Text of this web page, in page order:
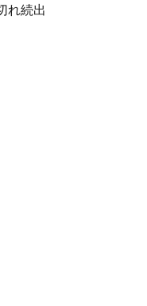
れ続出